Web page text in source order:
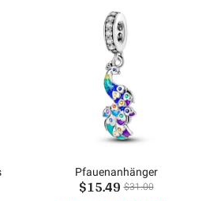
Pfauenanhänger
$15.49 $31.00